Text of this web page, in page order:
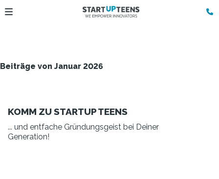
Beiträge von Januar 2026
KOMM ZU STARTUP TEENS
... und entfache Gründungsgeist bei Deiner
Generation!